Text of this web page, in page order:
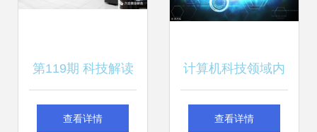
第119期 科技解读
——特斯拉AI日全
查看详情
计算机科技领域内
技术开发中的专家
查看详情